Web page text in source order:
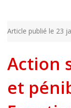
Article publié le 23
Action
et